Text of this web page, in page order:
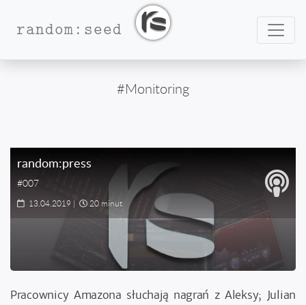
random:seed
#Monitoring
random:press
#007
13.04.2019 | 20 minut
Pracownicy Amazona słuchają nagrań z Aleksy; Julian